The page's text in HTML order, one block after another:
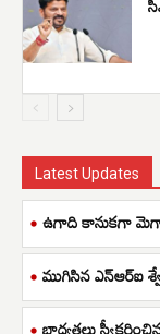
Latest Updates
ఉగాది కానుకగా
ముగిసిన ఎన్ఆర్ఐ